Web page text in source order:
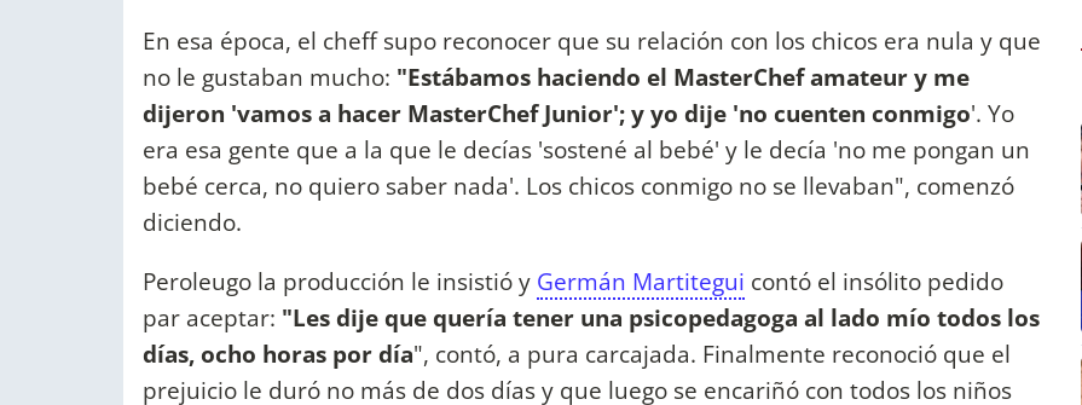
En esa época, el cheff supo reconocer que su relación con los chicos era nula y que
no le gustaban mucho: "Estábamos haciendo el MasterChef amateur y me
dijeron 'vamos a hacer MasterChef Junior'; y yo dije 'no cuenten conmigo'. Yo
era esa gente que a la que le decías 'sostené al bebé' y le decía 'no me pongan un
bebé cerca, no quiero saber nada'. Los chicos conmigo no se llevaban", comenzó
diciendo.
Peroleugo la producción le insistió y Germán Martitegui contó el insólito pedido
par aceptar: "Les dije que quería tener una psicopedagoga al lado mío todos los
días, ocho horas por día", contó, a pura carcajada. Finalmente reconoció que el
prejuicio le duró no más de dos días y que luego se encariñó con todos los niños